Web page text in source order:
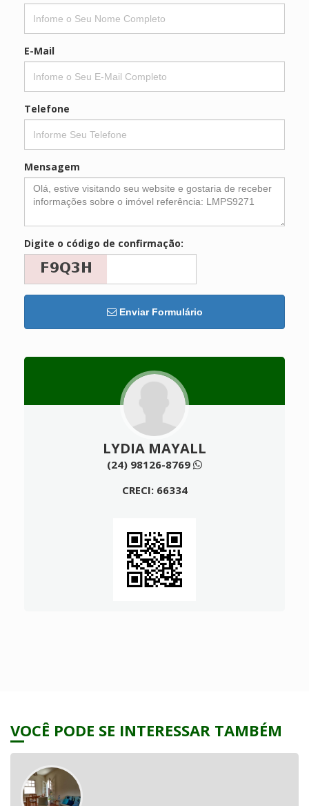
E-Mail
Telefone
Mensagem
Digite o código de confirmação:
Enviar Formulário
LYDIA MAYALL
(24) 98126-8769
CRECI: 66334
VOCÊ PODE SE INTERESSAR TAMBÉM